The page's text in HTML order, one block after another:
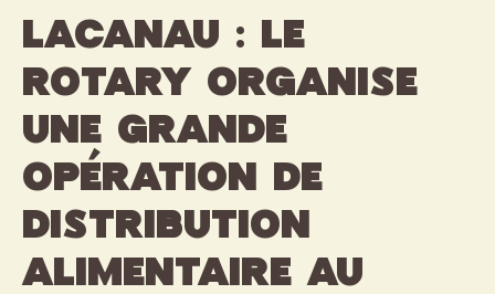
Lacanau : Le
Rotary organise
une grande
opération de
distribution
alimentaire au